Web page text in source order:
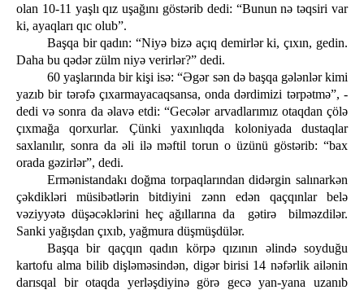
olan 10-11 yaşlı qız uşağını göstərib dedi: “Bunun nə təqsiri var
ki, ayaqları qıc olub”.
Başqa bir qadın: “Niyə bizə açıq demirlər ki, çıxın, gedin.
Daha bu qədər zülm niyə verirlər?” dedi.
60 yaşlarında bir kişi isə: “Əgər sən də başqa gələnlər kimi
yazıb bir tərəfə çıxarmayacaqsansa, onda dərdimizi tərpətmə”, -
dedi və sonra da əlavə etdi: “Gecələr arvadlarımız otaqdan çölə
çıxmağa qorxurlar. Çünki yaxınlıqda koloniyada dustaqlar
saxlanılır, sonra da əli ilə məftil torun o üzünü göstərib: “bax
orada gəzirlər”, dedi.
Ermənistandakı doğma torpaqlarından didərgin salınarkən
çəkdikləri müsibətlərin bitdiyini zənn edən qaçqınlar belə
vəziyyətə düşəcəklərini heç ağıllarına da gətirə bilməzdilər.
Sanki yağışdan çıxıb, yağmura düşmüşdülər.
Başqa bir qaçqın qadın körpə qızının əlində soyduğu
kartofu alma bilib dişləməsindən, digər birisi 14 nəfərlik ailənin
darısqal bir otaqda yerləşdiyinə görə gecə yan-yana uzanıb